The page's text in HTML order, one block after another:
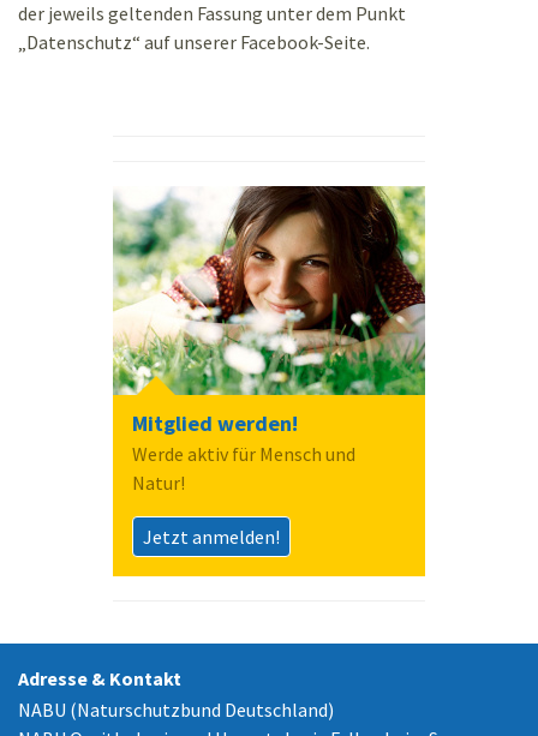
der jeweils geltenden Fassung unter dem Punkt
„Datenschutz“ auf unserer Facebook-Seite.
Mitglied werden!
Werde aktiv für Mensch und
Natur!
Jetzt anmelden!
Adresse & Kontakt
NABU (Naturschutzbund Deutschland)